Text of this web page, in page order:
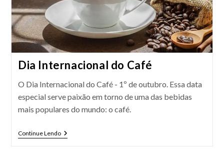
Dia Internacional do Café
O Dia Internacional do Café - 1º de outubro. Essa data
especial serve paixão em torno de uma das bebidas
mais populares do mundo: o café.
Continue LendoDia
Internacional